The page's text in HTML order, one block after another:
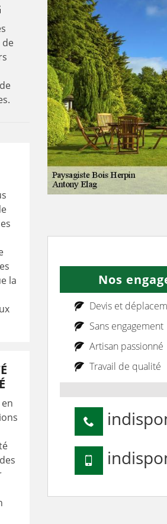
de
la
Nos
Devis et
Sans engagement
Artisan passionné
Travail de qualité